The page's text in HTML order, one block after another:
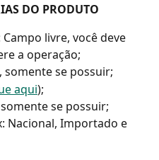
DO PRODUTO
livre, você deve
a operação;
somente se possuir;
aqui);
se possuir;
Nacional, Importado e